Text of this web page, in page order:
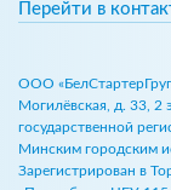
Перейти в
ООО
Могилёвская, д. 33,
государственной
Минским городским
Зарегистрирован в